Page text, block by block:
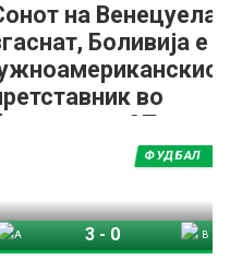
на Венецуела
Боливија е
во
за СП
ФУДБАЛ
3-0